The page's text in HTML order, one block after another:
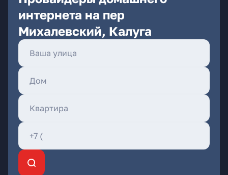
интернета на пер
Михалевский, Калуга